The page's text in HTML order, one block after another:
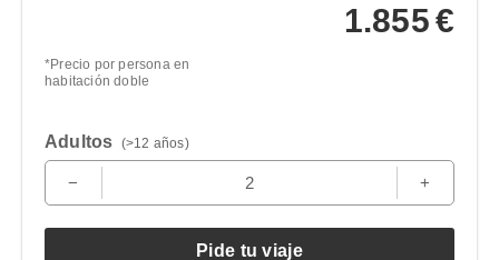
1.855€
*Precio por persona en
habitación doble
Adultos (>12 años)
− 2 +
Pide tu viaje